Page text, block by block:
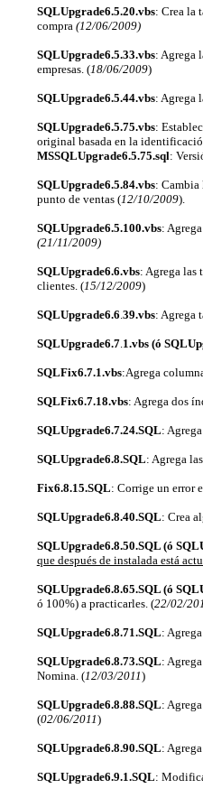
SQLUpgrade6.5.20.vbs: Crea la
compra (12/06/2009)
SQLUpgrade6.5.33.vbs: Agrega
empresas. (18/06/2009)
SQLUpgrade6.5.44.vbs: Agrega
SQLUpgrade6.5.75.vbs:
original basada en la
MSSQLUpgrade6.5.75.sql:
SQLUpgrade6.5.84.vbs: Cambia
punto de ventas (12/10/2009).
SQLUpgrade6.5.100.vbs:
(21/11/2009)
SQLUpgrade6.6.vbs: Agrega las
clientes. (15/12/2009)
SQLUpgrade6.6.39.vbs: Agrega
SQLUpgrade6.7.1.vbs (ó
SQLFix6.7.1.vbs:Agrega
SQLFix6.7.18.vbs: Agrega dos
SQLUpgrade6.7.24.SQL:
SQLUpgrade6.8.SQL: Agrega
Fix6.8.15.SQL: Corrige un error
SQLUpgrade6.8.40.SQL: Crea
SQLUpgrade6.8.50.SQL (ó
que después de instalada está
SQLUpgrade6.8.65.SQL (ó
ó 100%) a practicarles. (22/02/
SQLUpgrade6.8.71.SQL:
SQLUpgrade6.8.73.SQL:
Nomina. (12/03/2011)
SQLUpgrade6.8.88.SQL:
(02/06/2011)
SQLUpgrade6.8.90.SQL:
SQLUpgrade6.9.1.SQL: